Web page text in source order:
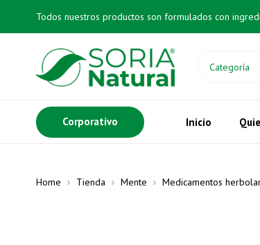
Todos nuestros productos son formulados con
Corporativo Inicio
Home Tienda Mente Medicamentos